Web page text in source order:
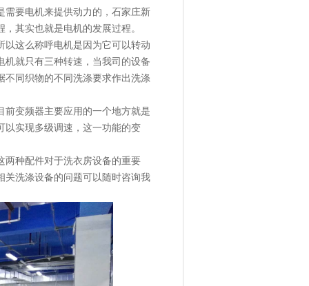
需要电机来提供动力的，石家庄新
其实也就是电机的发展过程。
这么称呼电机是因为它可以转动
就只有三种转速，当我司的设备
同织物的不同洗涤要求作出洗涤
变频器主要应用的一个地方就是
以实现多级调速，这一功能的变
两种配件对于洗衣房设备的重要
关洗涤设备的问题可以随时咨询我